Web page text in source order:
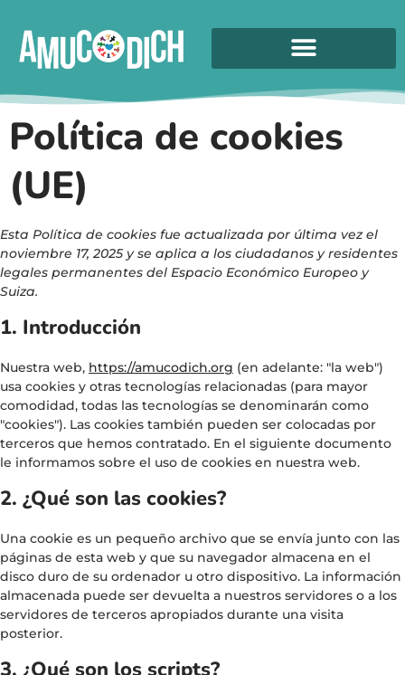
Política de cookies
(UE)
Esta Política de cookies fue actualizada por última vez el
noviembre 17, 2025 y se aplica a los ciudadanos y residentes
legales permanentes del Espacio Económico Europeo y
Suiza.
1. Introducción
Nuestra web, https://amucodich.org (en adelante: "la web")
usa cookies y otras tecnologías relacionadas (para mayor
comodidad, todas las tecnologías se denominarán como
"cookies"). Las cookies también pueden ser colocadas por
terceros que hemos contratado. En el siguiente documento
le informamos sobre el uso de cookies en nuestra web.
2. ¿Qué son las cookies?
Una cookie es un pequeño archivo que se envía junto con las
páginas de esta web y que su navegador almacena en el
disco duro de su ordenador u otro dispositivo. La información
almacenada puede ser devuelta a nuestros servidores o a los
servidores de terceros apropiados durante una visita
posterior.
3. ¿Qué son los scripts?